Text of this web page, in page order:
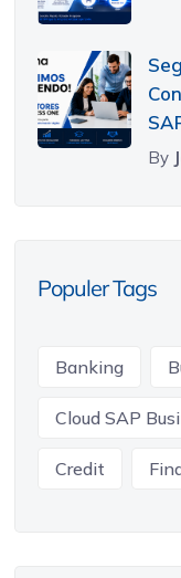
By
Populer Tags
Banking
Cloud SAP
Credit